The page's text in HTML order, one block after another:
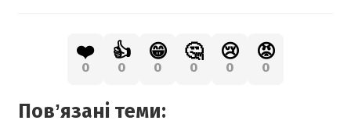
❤️
0
👍
0
😁
0
🤔
0
😢
0
😡
0
Повʼязані теми: